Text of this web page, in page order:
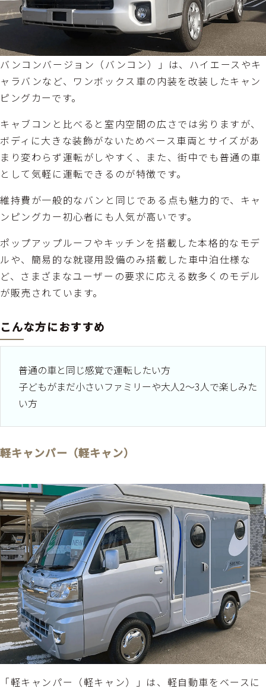
バンコンバージョン（バンコン）」は、ハイエースやキ
ャラバンなど、ワンボックス車の内装を改装したキャン
ピングカーです。
キャブコンと比べると室内空間の広さでは劣りますが、
ボディに大きな装飾がないためベース車両とサイズがあ
まり変わらず運転がしやすく、また、街中でも普通の車
として気軽に運転できるのが特徴です。
維持費が一般的なバンと同じである点も魅力的で、キャ
ンピングカー初心者にも人気が高いです。
ポップアップルーフやキッチンを搭載した本格的なモデ
ルや、簡易的な就寝用設備のみ搭載した車中泊仕様な
ど、さまざまなユーザーの要求に応える数多くのモデル
が販売されています。
こんな方におすすめ
普通の車と同じ感覚で運転したい方
子どもがまだ小さいファミリーや大人2～3人で楽しみた
い方
軽キャンパー（軽キャン）
「軽キャンパー（軽キャン）」は、軽自動車をベースに